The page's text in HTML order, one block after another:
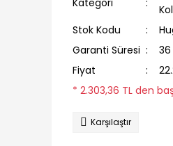
Stok Kodu
Garanti Süresi
36
Fiyat
* 2.303,36 TL den
Karşılaştır